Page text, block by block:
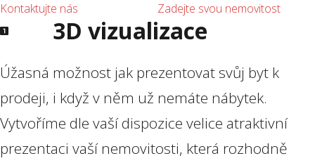
Kontaktujte nás Zadejte svou nemovitost
3D vizualizace
Úžasná možnost jak prezentovat svůj byt k
prodeji, i když v něm už nemáte nábytek.
Vytvoříme dle vaší dispozice velice atraktivní
prezentaci vaší nemovitosti, která rozhodně